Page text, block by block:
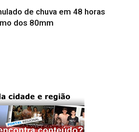
de chuva em 48 horas
dos 80mm